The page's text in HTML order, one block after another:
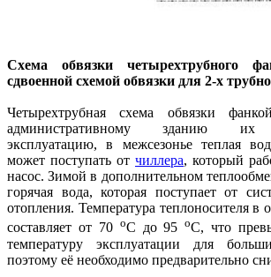
Схема обвязки четырехтрубного
сдвоенной схемой обвязки для 2-х
Четырехтрубная схема обвязки
административному зданию их
эксплуатацию, в межсезонье теплая
может поступать от чиллера, который
насос. Зимой в дополнительном
горячая вода, которая поступает от
отопления. Температура теплоносителя в
составляет от 70 оС до 95оС, что
температуру эксплуатации для
поэтому её необходимо предварительно